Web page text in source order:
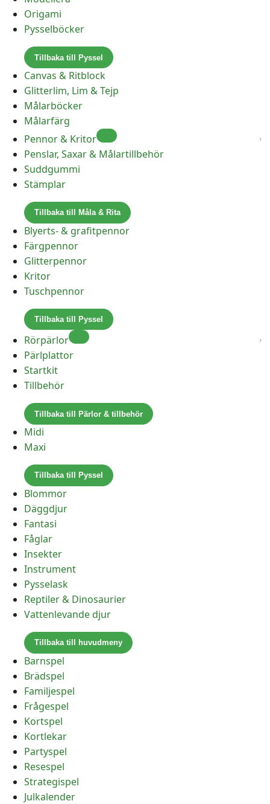
Origami
Pysselböcker
Tillbaka till Pyssel
Canvas & Ritblock
Glitterlim, Lim & Tejp
Målarböcker
Målarfärg
Pennor & Kritor
Penslar, Saxar & Målartillbehör
Suddgummi
Stämplar
Tillbaka till Måla & Rita
Blyerts- & grafitpennor
Färgpennor
Glitterpennor
Kritor
Tuschpennor
Tillbaka till Pyssel
Rörpärlor
Pärlplattor
Startkit
Tillbehör
Tillbaka till Pärlor & tillbehör
Midi
Maxi
Tillbaka till Pyssel
Blommor
Däggdjur
Fantasi
Fåglar
Insekter
Instrument
Pysselask
Reptiler & Dinosaurier
Vattenlevande djur
Tillbaka till huvudmeny
Barnspel
Brädspel
Familjespel
Frågespel
Kortspel
Kortlekar
Partyspel
Resespel
Strategispel
Julkalender